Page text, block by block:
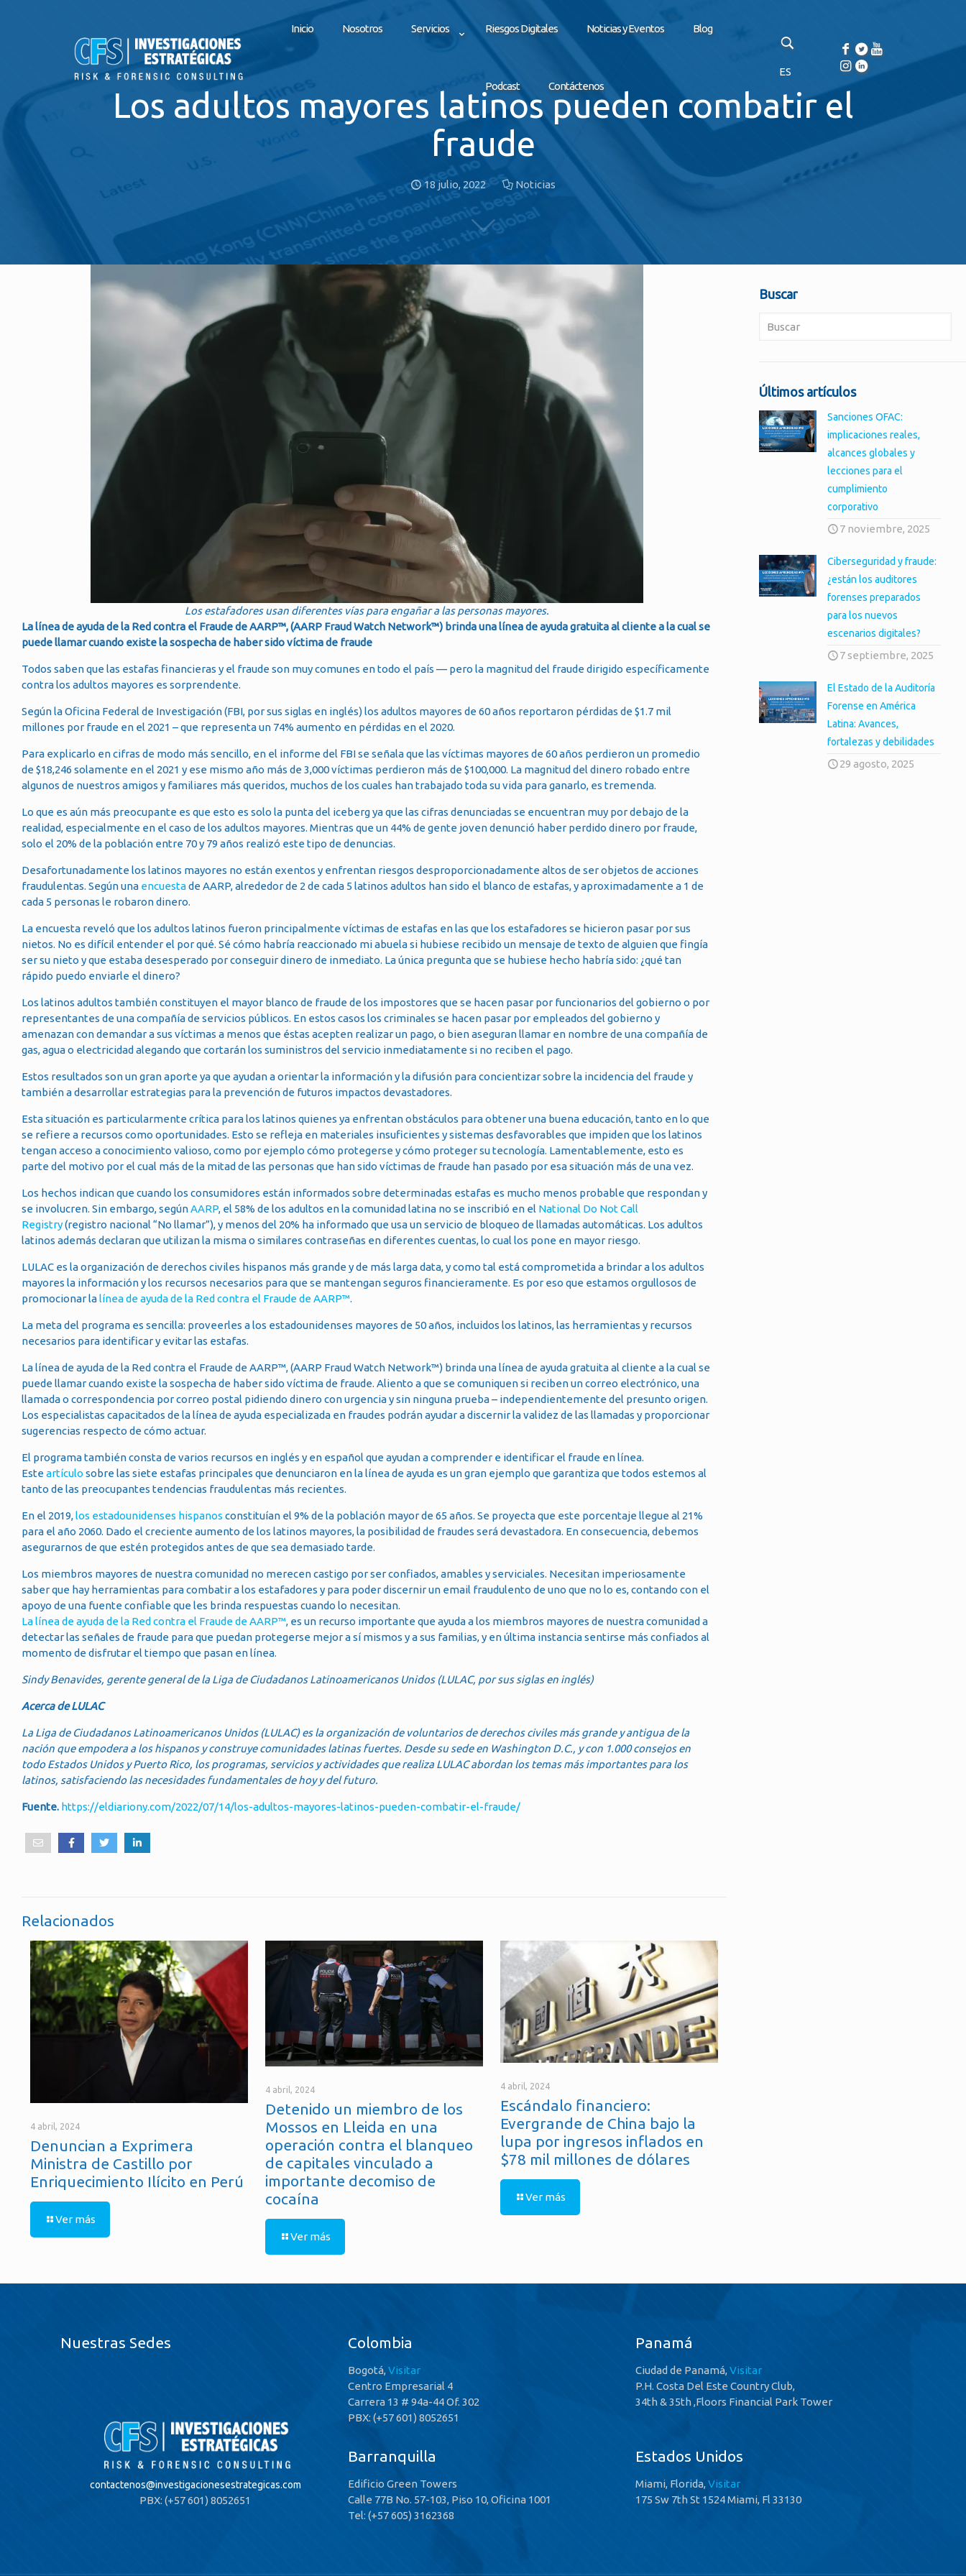
Inicio Nosotros Servicios Riesgos Digitales Noticias y Eventos Blog
Podcast Contáctenos
ES
Los adultos mayores latinos pueden combatir el
fraude
18 julio, 2022 Noticias
Los estafadores usan diferentes vías para engañar a las personas mayores.
La línea de ayuda de la Red contra el Fraude de AARP™, (AARP Fraud Watch Network™) brinda una línea de ayuda gratuita al cliente a la cual se
puede llamar cuando existe la sospecha de haber sido víctima de fraude
Todos saben que las estafas financieras y el fraude son muy comunes en todo el país — pero la magnitud del fraude dirigido específicamente
contra los adultos mayores es sorprendente.
Según la Oficina Federal de Investigación (FBI, por sus siglas en inglés) los adultos mayores de 60 años reportaron pérdidas de $1.7 mil
millones por fraude en el 2021 – que representa un 74% aumento en pérdidas en el 2020.
Para explicarlo en cifras de modo más sencillo, en el informe del FBI se señala que las víctimas mayores de 60 años perdieron un promedio
de $18,246 solamente en el 2021 y ese mismo año más de 3,000 víctimas perdieron más de $100,000. La magnitud del dinero robado entre
algunos de nuestros amigos y familiares más queridos, muchos de los cuales han trabajado toda su vida para ganarlo, es tremenda.
Lo que es aún más preocupante es que esto es solo la punta del iceberg ya que las cifras denunciadas se encuentran muy por debajo de la
realidad, especialmente en el caso de los adultos mayores. Mientras que un 44% de gente joven denunció haber perdido dinero por fraude,
solo el 20% de la población entre 70 y 79 años realizó este tipo de denuncias.
Desafortunadamente los latinos mayores no están exentos y enfrentan riesgos desproporcionadamente altos de ser objetos de acciones
fraudulentas. Según una encuestade AARP, alrededor de 2 de cada 5 latinos adultos han sido el blanco de estafas, y aproximadamente a 1 de
cada 5 personas le robaron dinero.
La encuesta reveló que los adultos latinos fueron principalmente víctimas de estafas en las que los estafadores se hicieron pasar por sus
nietos. No es difícil entender el por qué. Sé cómo habría reaccionado mi abuela si hubiese recibido un mensaje de texto de alguien que fingía
ser su nieto y que estaba desesperado por conseguir dinero de inmediato. La única pregunta que se hubiese hecho habría sido: ¿qué tan
rápido puedo enviarle el dinero?
Los latinos adultos también constituyen el mayor blanco de fraude de los impostores que se hacen pasar por funcionarios del gobierno o por
representantes de una compañía de servicios públicos. En estos casos los criminales se hacen pasar por empleados del gobierno y
amenazan con demandar a sus víctimas a menos que éstas acepten realizar un pago, o bien aseguran llamar en nombre de una compañía de
gas, agua o electricidad alegando que cortarán los suministros del servicio inmediatamente si no reciben el pago.
Estos resultados son un gran aporte ya que ayudan a orientar la información y la difusión para concientizar sobre la incidencia del fraude y
también a desarrollar estrategias para la prevención de futuros impactos devastadores.
Esta situación es particularmente crítica para los latinos quienes ya enfrentan obstáculos para obtener una buena educación, tanto en lo que
se refiere a recursos como oportunidades. Esto se refleja en materiales insuficientes y sistemas desfavorables que impiden que los latinos
tengan acceso a conocimiento valioso, como por ejemplo cómo protegerse y cómo proteger su tecnología. Lamentablemente, esto es
parte del motivo por el cual más de la mitad de las personas que han sido víctimas de fraude han pasado por esa situación más de una vez.
Los hechos indican que cuando los consumidores están informados sobre determinadas estafas es mucho menos probable que respondan y
se involucren. Sin embargo, segúnAARP, el 58% de los adultos en la comunidad latina no se inscribió en el National Do Not Call
Registry(registro nacional “No llamar”), y menos del 20% ha informado que usa un servicio de bloqueo de llamadas automáticas. Los adultos
latinos además declaran que utilizan la misma o similares contraseñas en diferentes cuentas, lo cual los pone en mayor riesgo.
LULAC es la organización de derechos civiles hispanos más grande y de más larga data, y como tal está comprometida a brindar a los adultos
mayores la información y los recursos necesarios para que se mantengan seguros financieramente. Es por eso que estamos orgullosos de
promocionar lalínea de ayuda de la Red contra el Fraude de AARP™.
La meta del programa es sencilla: proveerles a los estadounidenses mayores de 50 años, incluidos los latinos, las herramientas y recursos
necesarios para identificar y evitar las estafas.
La línea de ayuda de la Red contra el Fraude de AARP™, (AARP Fraud Watch Network™) brinda una línea de ayuda gratuita al cliente a la cual se
puede llamar cuando existe la sospecha de haber sido víctima de fraude. Aliento a que se comuniquen si reciben un correo electrónico, una
llamada o correspondencia por correo postal pidiendo dinero con urgencia y sin ninguna prueba – independientemente del presunto origen.
Los especialistas capacitados de la línea de ayuda especializada en fraudes podrán ayudar a discernir la validez de las llamadas y proporcionar
sugerencias respecto de cómo actuar.
El programa también consta de varios recursos en inglés y en español que ayudan a comprender e identificar el fraude en línea.
Esteartículo sobre las siete estafas principales que denunciaron en la línea de ayuda es un gran ejemplo que garantiza que todos estemos al
tanto de las preocupantes tendencias fraudulentas más recientes.
En el 2019,los estadounidenses hispanos constituían el 9% de la población mayor de 65 años. Se proyecta que este porcentaje llegue al 21%
para el año 2060. Dado el creciente aumento de los latinos mayores, la posibilidad de fraudes será devastadora. En consecuencia, debemos
asegurarnos de que estén protegidos antes de que sea demasiado tarde.
Los miembros mayores de nuestra comunidad no merecen castigo por ser confiados, amables y serviciales. Necesitan imperiosamente
saber que hay herramientas para combatir a los estafadores y para poder discernir un email fraudulento de uno que no lo es, contando con el
apoyo de una fuente confiable que les brinda respuestas cuando lo necesitan.
La línea de ayuda de la Red contra el Fraude de AARP™, es un recurso importante que ayuda a los miembros mayores de nuestra comunidad a
detectar las señales de fraude para que puedan protegerse mejor a sí mismos y a sus familias, y en última instancia sentirse más confiados al
momento de disfrutar el tiempo que pasan en línea.
Sindy Benavides, gerente general de la Liga de Ciudadanos Latinoamericanos Unidos (LULAC, por sus siglas en inglés)
Acerca de LULAC
La Liga de Ciudadanos Latinoamericanos Unidos (LULAC) es la organización de voluntarios de derechos civiles más grande y antigua de la
nación que empodera a los hispanos y construye comunidades latinas fuertes. Desde su sede en Washington D.C., y con 1.000 consejos en
todo Estados Unidos y Puerto Rico, los programas, servicios y actividades que realiza LULAC abordan los temas más importantes para los
latinos, satisfaciendo las necesidades fundamentales de hoy y del futuro.
Fuente. https://eldiariony.com/2022/07/14/los-adultos-mayores-latinos-pueden-combatir-el-fraude/
Relacionados
4 abril, 2024
Denuncian a Exprimera
Ministra de Castillo por
Enriquecimiento Ilícito en Perú
Ver más
4 abril, 2024
Detenido un miembro de los
Mossos en Lleida en una
operación contra el blanqueo
de capitales vinculado a
importante decomiso de
cocaína
Ver más
4 abril, 2024
Escándalo financiero:
Evergrande de China bajo la
lupa por ingresos inflados en
$78 mil millones de dólares
Ver más
Buscar
Últimos artículos
Sanciones OFAC:
implicaciones reales,
alcances globales y
lecciones para el
cumplimiento
corporativo
7 noviembre, 2025
Ciberseguridad y fraude:
¿están los auditores
forenses preparados
para los nuevos
escenarios digitales?
7 septiembre, 2025
El Estado de la Auditoría
Forense en América
Latina: Avances,
fortalezas y debilidades
29 agosto, 2025
Nuestras Sedes
contactenos@investigacionesestrategicas.com
PBX: (+57 601) 8052651
Colombia
Bogotá,Visitar
Centro Empresarial 4
Carrera 13 # 94a-44 Of. 302
PBX: (+57 601) 8052651
Barranquilla
Edificio Green Towers
Calle 77B No. 57-103, Piso 10, Oficina 1001
Tel: (+57 605) 3162368
Panamá
Ciudad de Panamá,Visitar
P.H. Costa Del Este Country Club,
34th & 35th ,Floors Financial Park Tower
Estados Unidos
Miami, Florida,Visitar
175 Sw 7th St 1524 Miami, Fl 33130